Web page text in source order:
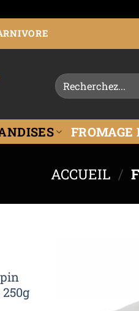
FROMAGE
ACCUEIL /